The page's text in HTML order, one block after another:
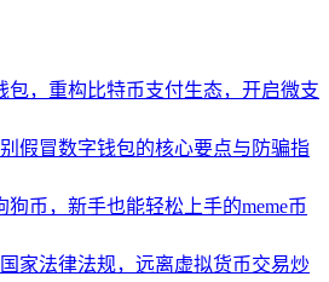
包，重构比特币支付生态，开启微支
假冒数字钱包的核心要点与防骗指
狗币，新手也能轻松上手的meme币
家法律法规，远离虚拟货币交易炒